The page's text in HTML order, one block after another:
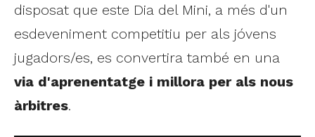
disposat que este Dia del Mini, a més d'un
esdeveniment competitiu per als jóvens
jugadors/es, es convertira també en una
via d'aprenentatge i millora per als nous
àrbitres.